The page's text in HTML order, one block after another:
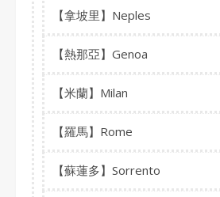
【拿坡里】Neples
【熱那亞】Genoa
【米蘭】Milan
【羅馬】Rome
【蘇蓮多】Sorrento